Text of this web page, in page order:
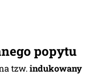
popytu
tzw. indukowany